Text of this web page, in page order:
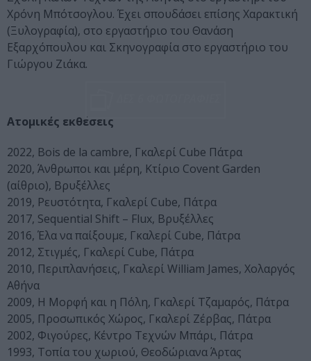
Χρόνη Μπότσογλου. Έχει σπουδάσει επίσης Χαρακτική
(Ξυλογραφία), στο εργαστήριο του Θανάση
Εξαρχόπουλου και Σκηνογραφία στο εργαστήριο του
Γιώργου Ζιάκα.
Ατομικές εκθέσεις
2022, Bois de la cambre, Γκαλερί Cube Πάτρα
2020, Άνθρωποι και μέρη, Κτίριο Covent Garden
(αίθριο), Βρυξέλλες
2019, Ρευστότητα, Γκαλερί Cube, Πάτρα
2017, Sequential Shift – Flux, Βρυξέλλες
2016, Έλα να παίξουμε, Γκαλερί Cube, Πάτρα
2012, Στιγμές, Γκαλερί Cube, Πάτρα
2010, Περιπλανήσεις, Γκαλερί William James, Χολαργός
Αθήνα
2009, Η Μορφή και η Πόλη, Γκαλερί Τζαμαρός, Πάτρα
2005, Προσωπικός Χώρος, Γκαλερί Ζέρβας, Πάτρα
2002, Φιγούρες, Κέντρο Τεχνών Μπάρι, Πάτρα
1993, Τοπία του χωριού, Θεοδώριανα Άρτας